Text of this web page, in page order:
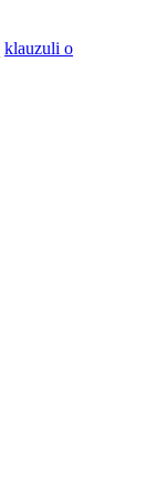
klauzuli o